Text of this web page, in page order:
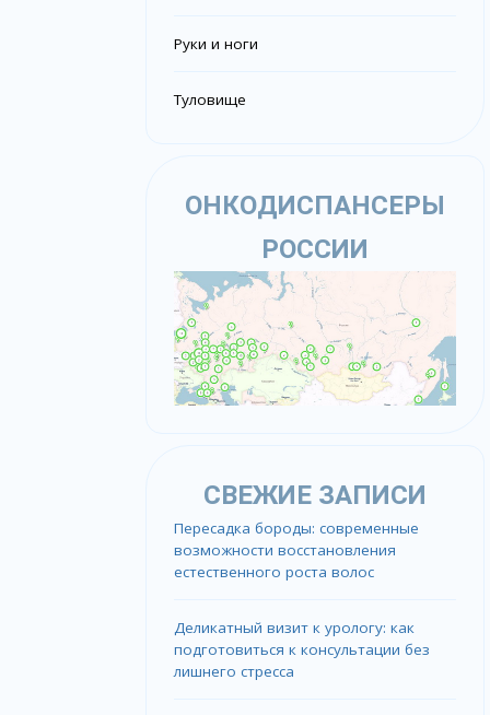
Руки и ноги
Туловище
ОНКОДИСПАНСЕРЫ
РОССИИ
СВЕЖИЕ ЗАПИСИ
Пересадка бороды: современные
возможности восстановления
естественного роста волос
Деликатный визит к урологу: как
подготовиться к консультации без
лишнего стресса